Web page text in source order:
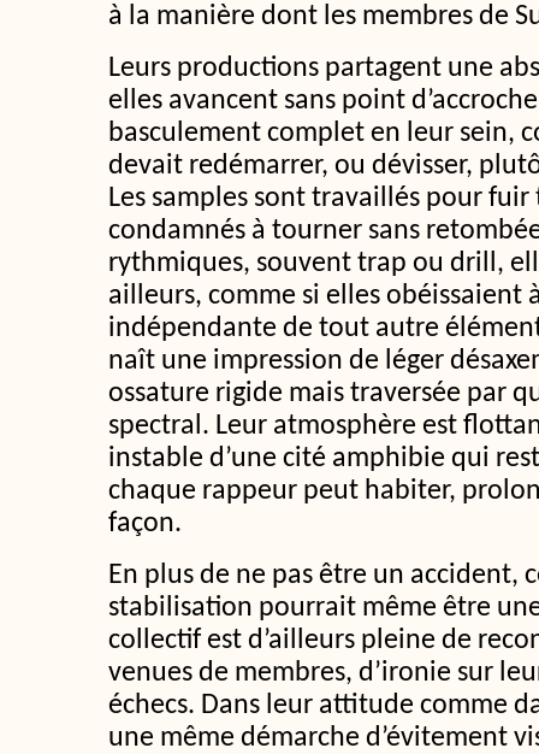
à la manière dont les membres de
Leurs productions partagent une
elles avancent sans point
basculement complet en leur sein,
devait redémarrer, ou dévisser,
Les samples sont travaillés pour
condamnés à tourner sans
rythmiques, souvent trap ou drill,
ailleurs, comme si elles obéissaient
indépendante de tout autre
naît une impression de léger
ossature rigide mais traversée par
spectral. Leur atmosphère est
instable d’une cité amphibie qui
chaque rappeur peut habiter,
façon.
En plus de ne pas être un accident,
stabilisation pourrait même être
collectif est d’ailleurs pleine de
venues de membres, d’ironie sur
échecs. Dans leur attitude comme
une même démarche d’évitement